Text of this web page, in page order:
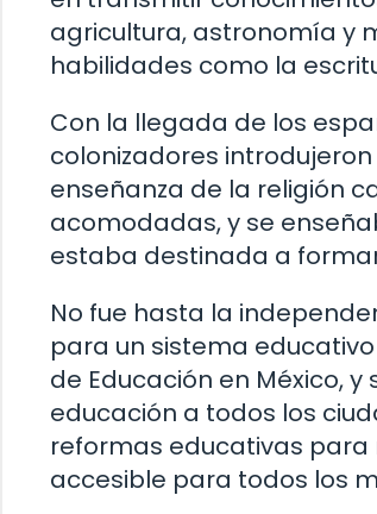
agricultura, astronomía y
habilidades como la
Con la llegada de los
colonizadores
enseñanza de la religión
acomodadas, y se
estaba destinada a
No fue hasta la
para un sistema
de Educación en México,
educación a todos los
reformas educativas para
accesible para todos los